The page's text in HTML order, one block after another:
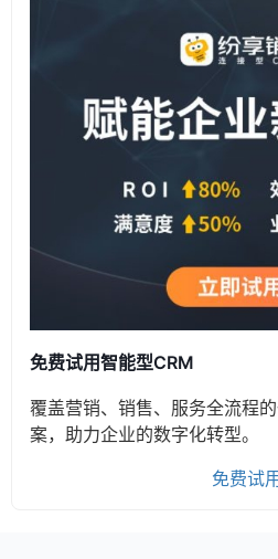
免费试用智能型CRM
覆盖营销、销售、服务全流程
案，助力企业的数字化转型。
免费试用